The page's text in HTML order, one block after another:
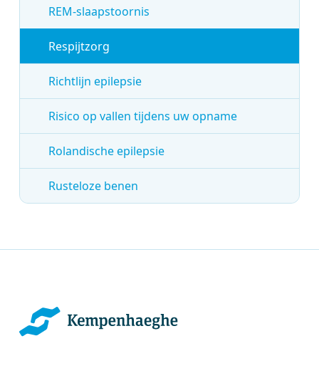
REM-slaapstoornis
Respijtzorg
Richtlijn epilepsie
Risico op vallen tijdens uw opname
Rolandische epilepsie
Rusteloze benen